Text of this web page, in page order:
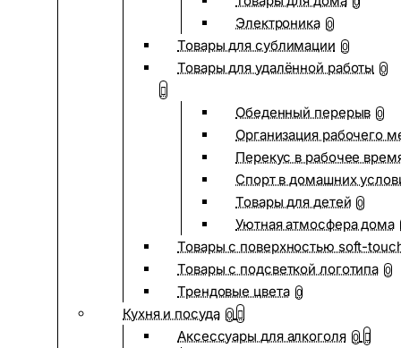
Электроника 0
Товары для сублимации 0
Товары для удалённой работы 0
Обеденный перерыв 0
Организация рабочего
Перекус в рабочее
Спорт в домашних
Товары для детей 0
Уютная атмосфера дома
Товары с поверхностью soft-
Товары с подсветкой логотипа 0
Трендовые цвета 0
Кухня и посуда 0
Аксессуары для алкоголя 0